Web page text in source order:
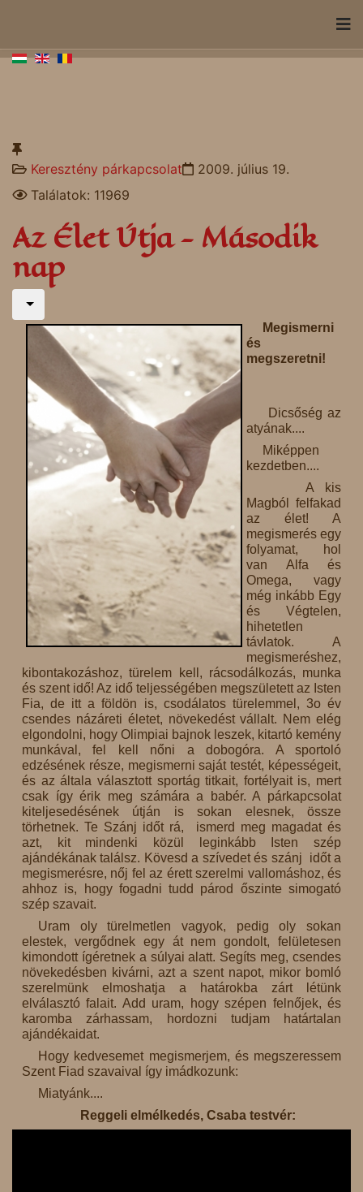
Keresztény párkapcsolat
2009. július 19.
Találatok: 11969
Az Élet Útja - Második
nap
Megismerni
és
megszeretni!
Dicsőség az
atyának....
Miképpen
kezdetben....
A kis
Magból felfakad
az élet! A
megismerés egy
folyamat, hol
van Alfa és
Omega, vagy
még inkább Egy
és Végtelen,
hihetetlen
távlatok. A
megismeréshez,
kibontakozáshoz, türelem kell, rácsodálkozás, munka
és szent idő! Az idő teljességében megszületett az Isten
Fia, de itt a földön is, csodálatos türelemmel, 3o év
csendes názáreti életet, növekedést vállalt. Nem elég
elgondolni, hogy Olimpiai bajnok leszek, kitartó kemény
munkával, fel kell nőni a dobogóra. A sportoló
edzésének része, megismerni saját testét, képességeit,
és az általa választott sportág titkait, fortélyait is, mert
csak így érik meg számára a babér. A párkapcsolat
kiteljesedésének útján is sokan elesnek, össze
törhetnek. Te Szánj időt rá, ismerd meg magadat és
azt, kit mindenki közül leginkább Isten szép
ajándékának találsz. Kövesd a szívedet és szánj időt a
megismerésre, nőj fel az érett szerelmi vallomáshoz, és
ahhoz is, hogy fogadni tudd párod őszinte simogató
szép szavait.
Uram oly türelmetlen vagyok, pedig oly sokan
elestek, vergődnek egy át nem gondolt, felületesen
kimondott ígéretnek a súlyai alatt. Segíts meg, csendes
növekedésben kivárni, azt a szent napot, mikor bomló
szerelmünk elmoshatja a határokba zárt létünk
elválasztó falait. Add uram, hogy szépen felnőjek, és
karomba zárhassam, hordozni tudjam határtalan
ajándékaidat.
Hogy kedvesemet megismerjem, és megszeressem
Szent Fiad szavaival így imádkozunk:
Miatyánk....
Reggeli elmélkedés, Csaba testvér: